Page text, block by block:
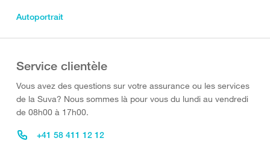
Autoportrait
Service clientèle
Vous avez des questions sur votre assurance ou les services
de la Suva? Nous sommes là pour vous du lundi au vendredi
de 08h00 à 17h00.
+41 58 411 12 12